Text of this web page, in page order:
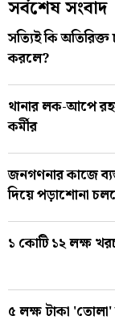
সর্বশেষ সংবাদ
সত্যিই কি
করলে?
থানার লক-আপে
কর্মীর
জনগণনার কাজে
দিয়ে পড়াশোনা
১ কোটি ১২ লক্ষ
৫ লক্ষ টাকা 'তোলা'